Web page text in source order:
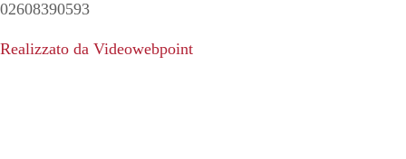
02608390593
Realizzato da Videowebpoint